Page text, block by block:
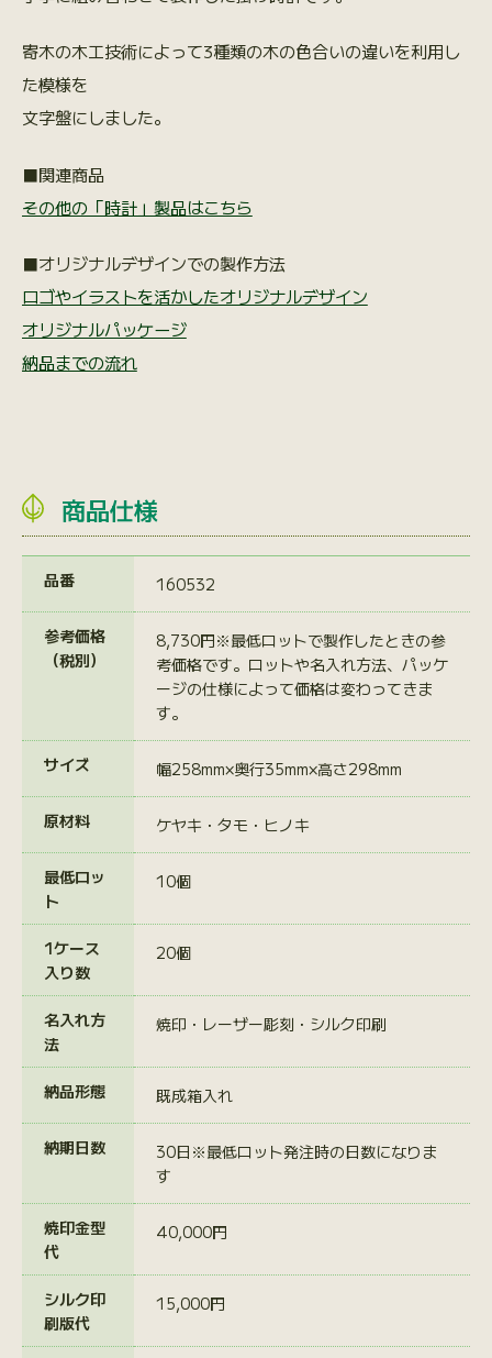
寄木の木工技術によって3種類の木の色合いの違いを利用し
た模様を
文字盤にしました。
■関連商品
その他の「時計」製品はこちら
■オリジナルデザインでの製作方法
ロゴやイラストを活かしたオリジナルデザイン
オリジナルパッケージ
納品までの流れ
商品仕様
品番 160532
参考価格
（税別）
8,730円※最低ロットで製作したときの参
考価格です。ロットや名入れ方法、パッケ
ージの仕様によって価格は変わってきま
す。
サイズ 幅258mm×奥行35mm×高さ298mm
原材料 ケヤキ・タモ・ヒノキ
最低ロッ
ト
10個
1ケース
入り数
20個
名入れ方
法
焼印・レーザー彫刻・シルク印刷
納品形態 既成箱入れ
納期日数
30日※最低ロット発注時の日数になりま
す
焼印金型
代
40,000円
シルク印
刷版代
15,000円